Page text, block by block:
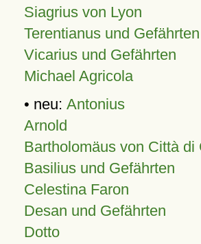
Siagrius von Lyon
Terentianus und Gefährten
Vicarius und Gefährten
Michael Agricola
• neu: Antonius
Arnold
Bartholomäus von Città di
Basilius und Gefährten
Celestina Faron
Desan und Gefährten
Dotto